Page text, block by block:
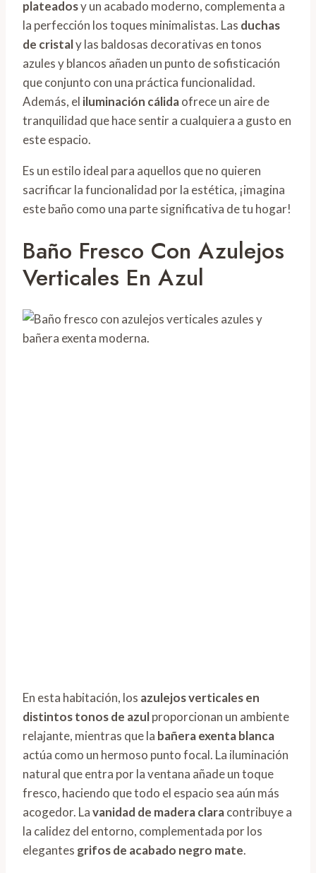
plateadosy un acabado moderno, complementa a
la perfección los toques minimalistas. Las duchas
de cristaly las baldosas decorativas en tonos
azules y blancos añaden un punto de sofisticación
que conjunto con una práctica funcionalidad.
Además, el iluminación cálidaofrece un aire de
tranquilidad que hace sentir a cualquiera a gusto en
este espacio.
Es un estilo ideal para aquellos que no quieren
sacrificar la funcionalidad por la estética, ¡imagina
este baño como una parte significativa de tu hogar!
Baño Fresco Con Azulejos
Verticales En Azul
En esta habitación, los azulejos verticales en
distintos tonos de azulproporcionan un ambiente
relajante, mientras que la bañera exenta blanca
actúa como un hermoso punto focal. La iluminación
natural que entra por la ventana añade un toque
fresco, haciendo que todo el espacio sea aún más
acogedor. Lavanidad de madera claracontribuye a
la calidez del entorno, complementada por los
elegantes grifos de acabado negro mate.